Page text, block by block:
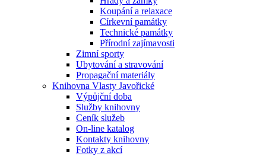
Koupání a relaxace
Církevní památky
Technické památky
Přírodní zajímavosti
Zimní sporty
Ubytování a stravování
Propagační materiály
Knihovna Vlasty Javořické
Výpůjční doba
Služby knihovny
Ceník služeb
On-line katalog
Kontakty knihovny
Fotky z akcí